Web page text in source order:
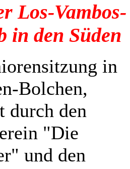
Los-Vambos-
in den Süden
in
Bolchen,
durch den
"Die
und den